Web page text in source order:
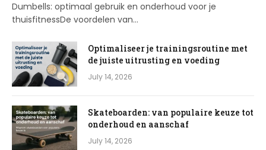
Dumbells: optimaal gebruik en onderhoud voor je
thuisfitnessDe voordelen van…
Optimaliseer je trainingsroutine met
de juiste uitrusting en voeding
July 14, 2026
Skateboarden: van populaire keuze tot
onderhoud en aanschaf
July 14, 2026